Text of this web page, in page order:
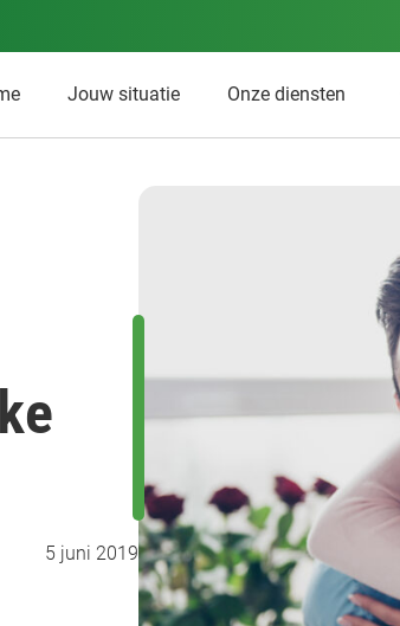
Jouw situatie Onze diensten
5 juni 2019